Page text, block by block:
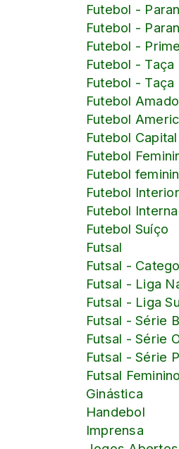
Futebol -
Futebol -
Futebol -
Futebol - Taça
Futebol - Taça
Futebol
Futebol
Futebol Capital
Futebol
Futebol
Futebol Interior
Futebol
Futebol Suíço
Futsal
Futsal -
Futsal - Liga
Futsal - Liga
Futsal - Série
Futsal - Série
Futsal - Série
Futsal Feminino
Ginástica
Handebol
Imprensa